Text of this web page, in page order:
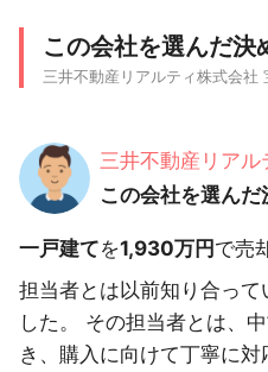
この会社を選んだ決
三井不動産リアルティ株式会社
三井不動産リア
この会社を選んだ
一戸建てを1,930万円 で売
担当者とは以前知り合っ
した。 その担当者とは、
き、購入に向けて丁寧に